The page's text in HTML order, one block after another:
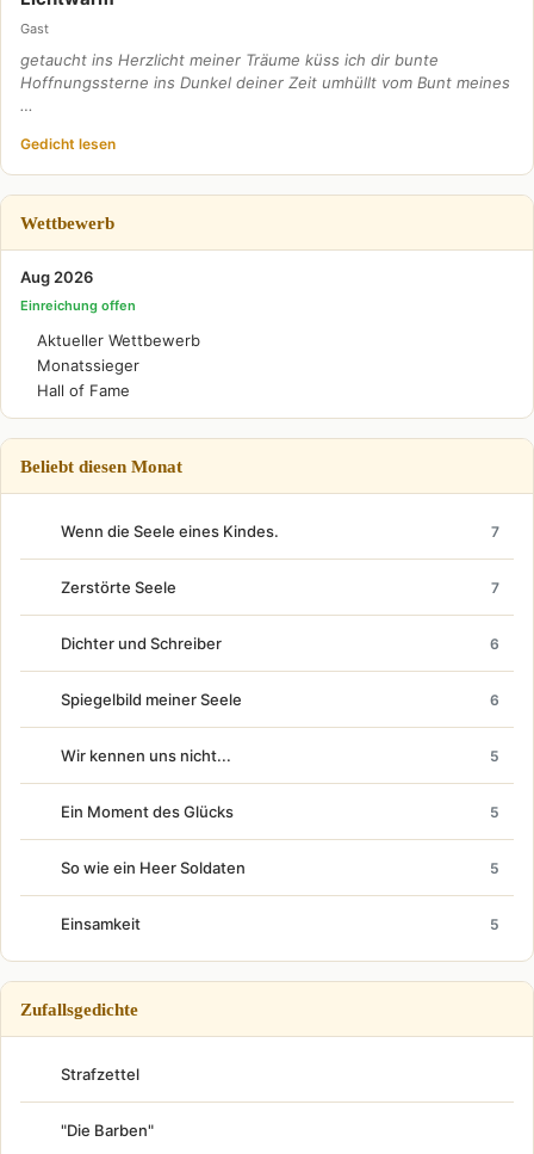
Gast
getaucht ins Herzlicht meiner Träume küss ich dir bunte
Hoffnungssterne ins Dunkel deiner Zeit umhüllt vom Bunt meines
…
Gedicht lesen
Wettbewerb
Aug 2026
Einreichung offen
Aktueller Wettbewerb
Monatssieger
Hall of Fame
Beliebt diesen Monat
Wenn die Seele eines Kindes. 7
Zerstörte Seele 7
Dichter und Schreiber 6
Spiegelbild meiner Seele 6
Wir kennen uns nicht... 5
Ein Moment des Glücks 5
So wie ein Heer Soldaten 5
Einsamkeit 5
Zufallsgedichte
Strafzettel
"Die Barben"